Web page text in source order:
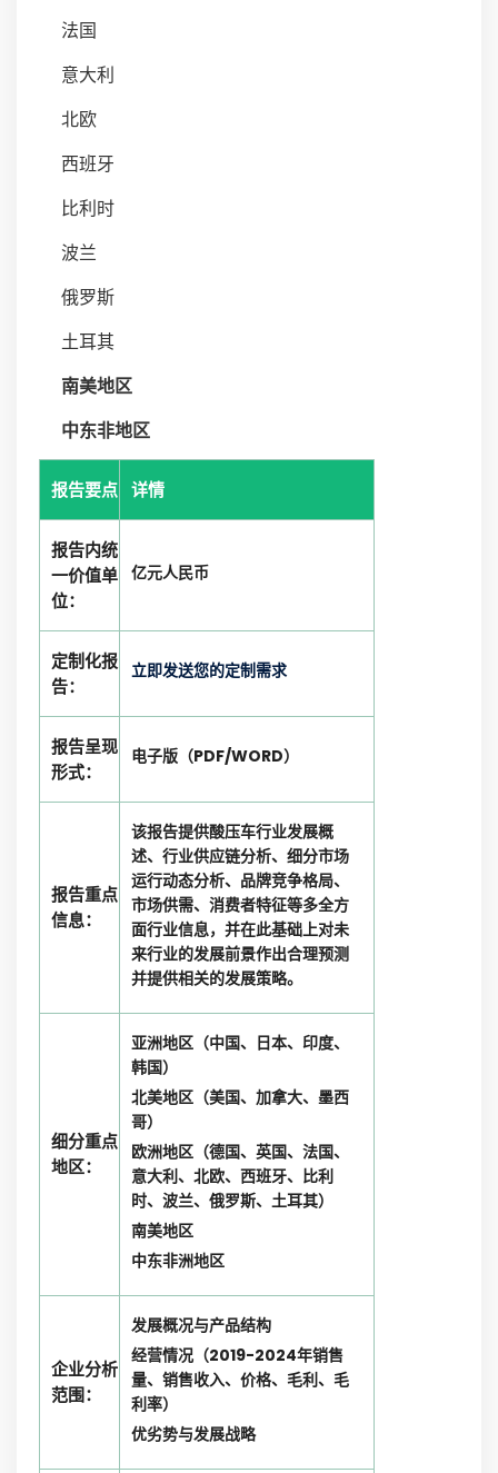
法国
意大利
北欧
西班牙
比利时
波兰
俄罗斯
土耳其
南美地区
中东非地区
报告要点 详情
报告内统
一价值单
位：
亿元人民币
定制化报
告：
立即发送您的定制需求
报告呈现
形式：
电子版（PDF/WORD）
报告重点
信息：
该报告提供酸压车行业发展概
述、行业供应链分析、细分市场
运行动态分析、品牌竞争格局、
市场供需、消费者特征等多全方
面行业信息，并在此基础上对未
来行业的发展前景作出合理预测
并提供相关的发展策略。
细分重点
地区：
亚洲地区（中国、日本、印度、
韩国）
北美地区（美国、加拿大、墨西
哥）
欧洲地区（德国、英国、法国、
意大利、北欧、西班牙、比利
时、波兰、俄罗斯、土耳其）
南美地区
中东非洲地区
企业分析
范围：
发展概况与产品结构
经营情况（2019-2024年销售
量、销售收入、价格、毛利、毛
利率）
优劣势与发展战略